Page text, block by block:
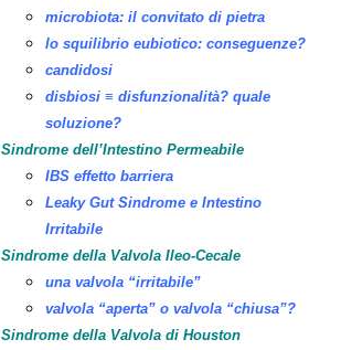
microbiota: il convitato di pietra
lo squilibrio eubiotico: conseguenze?
candidosi
disbiosi ≡ disfunzionalità? quale
soluzione?
Sindrome dell’Intestino Permeabile
IBS effetto barriera
Leaky Gut Sindrome e Intestino
Irritabile
Sindrome della Valvola Ileo-Cecale
una valvola “irritabile”
valvola “aperta” o valvola “chiusa”?
Sindrome della Valvola di Houston